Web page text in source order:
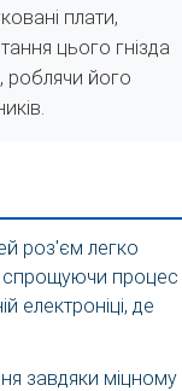
плати,
цього гнізда
роблячи його
роз'єм легко
спрощуючи процес
електроніці, де
завдяки міцному